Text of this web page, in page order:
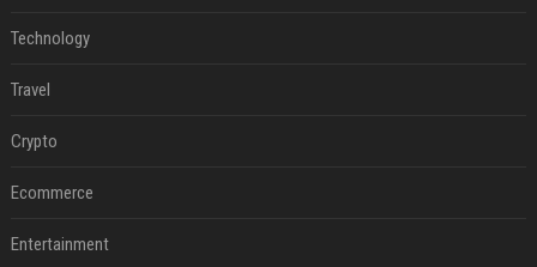
Technology
Travel
Crypto
Ecommerce
Entertainment